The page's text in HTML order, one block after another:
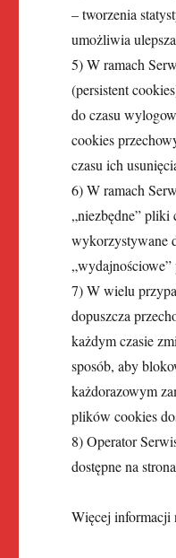
– tworzenia
umożliwia
5) W ramach
(persistent
do czasu
cookies
czasu ich
6) W ramach
„niezbędne” pliki
wykorzystywane
7) W wielu
dopuszcza
każdym czasie
sposób, aby
każdorazowym
plików cookies
8) Operator
dostępne na
Więcej informacji